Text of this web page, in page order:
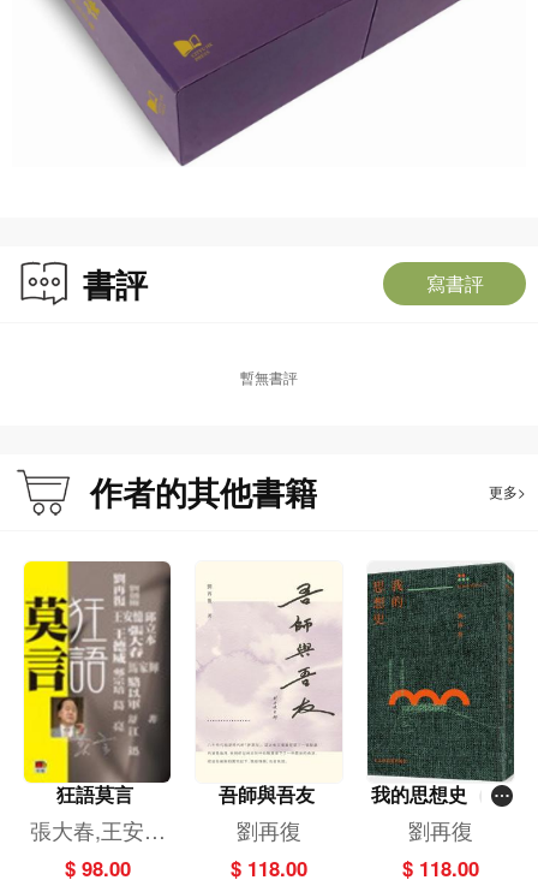
書評 寫書評
暫無書評
作者的其他書籍 更多>
狂語莫言
張大春,王安憶
王德威,劉再復
$ 98.00
吾師與吾友
劉再復
$ 118.00
我的思想史（劉
再復自傳之三）
劉再復
$ 118.00